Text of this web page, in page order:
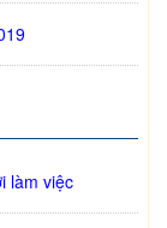
làm việc